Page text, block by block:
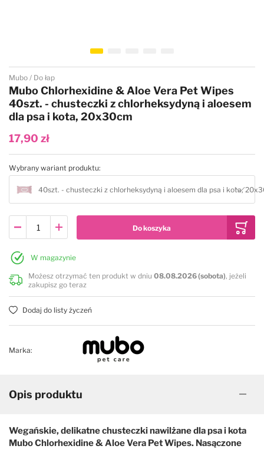
Nawilżające i regenerujące
Przeciw insektom
Sierść biała, jasna
Sierść brązowa, ruda, złota
Sierść czarna, ciemna
Sierść szorstka, krótka
Sierść kręcona, wełnista
Zwiększające objętość
Sierść krótka
Sierść kręcona, wełnista
Ułatwiające rozczesywanie
Uniwersalne
Zwiększające objętość
Bio-Groom
Chris Christensen
Cowboy Magic
Double K
Eye Envy
Espree
Groom Professional
Groomer's Goop
Przejdź na początek galerii
Mubo Do łap
Mubo Chlorhexidine & Aloe Vera Pet Wipes
40szt. - chusteczki z chlorheksydyną i aloesem
dla psa i kota, 20x30cm
17,90 zł
Wybrany wariant produktu:
40szt. - chusteczki z chlorheksydyną i aloesem dla psa i kota,
W magazynie
Możesz otrzymać ten produkt w dniu08.08.2026 (sobota), jeżeli
zakupisz go teraz
Dodaj do listy życzeń
Marka:
Opis produktu
Wegańskie, delikatne chusteczki nawilżane dla psa i kota
Mubo Chlorhexidine & Aloe Vera Pet Wipes. Nasączone